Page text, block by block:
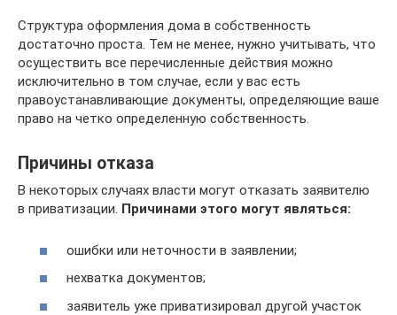
Структура оформления дома в собственность
достаточно проста. Тем не менее, нужно учитывать, что
осуществить все перечисленные действия можно
исключительно в том случае, если у вас есть
правоустанавливающие документы, определяющие ваше
право на четко определенную собственность.
Причины отказа
В некоторых случаях власти могут отказать заявителю
в приватизации. Причинами этого могут являться:
ошибки или неточности в заявлении;
нехватка документов;
заявитель уже приватизировал другой участок